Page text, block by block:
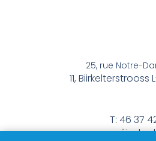
25, rue Notre-
11,
T: 46 37
méindes